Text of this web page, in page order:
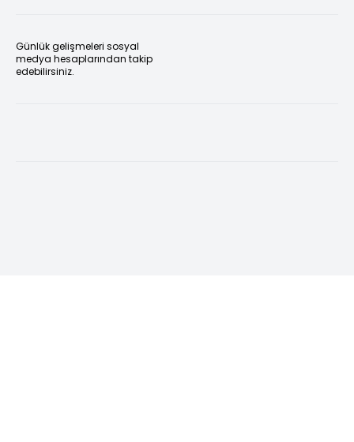
Günlük gelişmeleri sosyal
medya hesaplarından takip
edebilirsiniz.